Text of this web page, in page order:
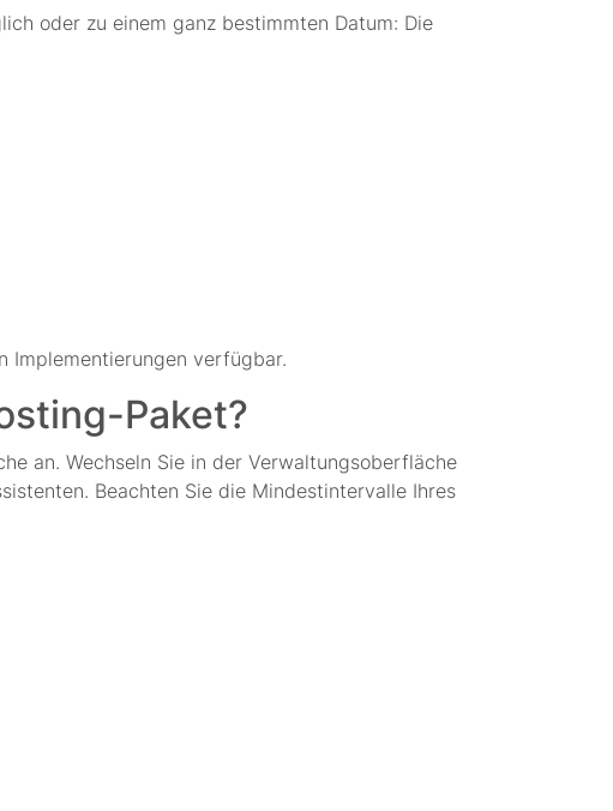
oder zu einem ganz bestimmten Datum: Die
Implementierungen verfügbar.
Paket?
an. Wechseln Sie in der Verwaltungsoberfläche
Beachten Sie die Mindestintervalle Ihres